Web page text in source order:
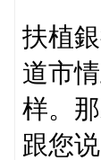
扶植
道市
样。
跟您说